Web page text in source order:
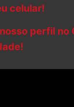
celular!
perfil no